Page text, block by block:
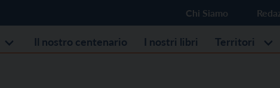
Chi Siamo
Il nostro centenario I nostri libri Territori